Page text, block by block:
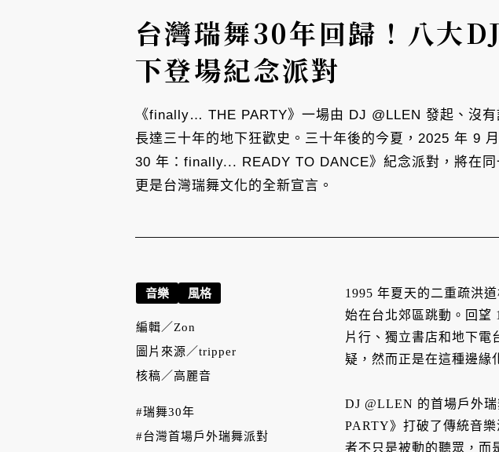
台灣瑞舞30年回歸！八大
下登場紀念派對
《finally… THE PARTY》一場由 DJ @LLEN 發起、沒
長達三十年的地下狂歡史。三十年後的今夏，2025 年 9
30 年：finally... READY TO DANCE》紀念派對，將在
更是台灣瑞舞文化的全新宣言。
1995 年夏天的二重疏洪
始在台北郊區跳動。回望
片行、獨立書店和地下電
疑，然而正是在這種邊緣
DJ @LLEN 的首場戶外
PARTY》打破了傳統音
者不只是被動的聽眾，而
音樂 風格
編輯／ Zon
圖片來源／tripper
核稿／高麗音
#瑞舞30年
#台灣首場戶外瑞舞派對